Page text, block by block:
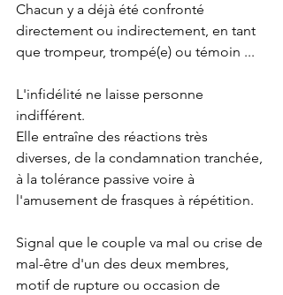
Chacun y a déjà été confronté
directement ou indirectement, en tant
que trompeur, trompé(e) ou témoin ...
L'infidélité ne laisse personne
indifférent.
Elle entraîne des réactions très
diverses, de la condamnation tranchée,
à la tolérance passive voire à
l'amusement de frasques à répétition.
Signal que le couple va mal ou crise de
mal-être d'un des deux membres,
motif de rupture ou occasion de